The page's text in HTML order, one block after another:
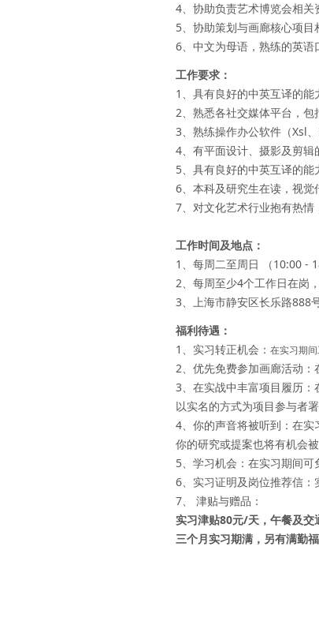
4、协助负责艺术博览会相关
5、协助策划与画廊核心项目
6、中文为母语，熟练的英语
工作要求：
1、具有良好的中英互译的能
2、熟悉各社交媒体平台，包
3、熟练操作办公软件（Xsl
4、有平面设计、摄影及剪辑
5、具有良好的中英互译的能
6、本科及研究生在读，视觉
7、对文化艺术行业抱有热情
工作时间及地点：
1、每周二至周日 （10:00 -
2、每周至少4个工作日在岗
3、上海市静安区长乐路888
福利待遇：
1、实习转正机会： 在实习期
2、优先免费参加画廊活动：
3、在实战中丰富项目履历：
以实名的方式为项目参与者署
4、你的声音将被听到： 在实
你的研究或提案也将有机会被
5、学习机会： 在实习期间可
6、实习证明及岗位推荐信：
7、 津贴与赠品：
实习津贴80元/天，午餐及交
三个月实习期满，另有满勤